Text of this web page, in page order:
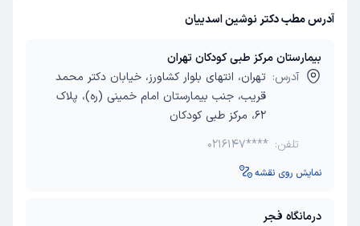
آدرس مطب دکتر نوشین اسدییان
بیمارستان مرکز طبی کودکان تهران
آدرس: تهران، انتهای بلوار کشاورز، خیابان دکتر محمد
قریب، جنب بیمارستان امام خمینی (ره)، پلاک
62، مرکز طبی کودکان
تلفن: 0216147****
نمایش روی نقشه
درمانگاه فجر